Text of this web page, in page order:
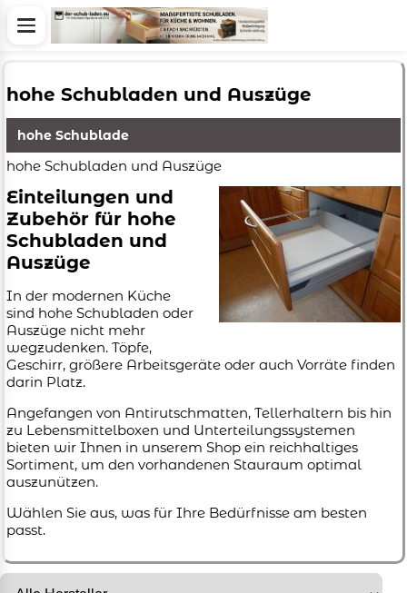
hohe Schubladen und Auszüge
hohe Schublade
hohe Schubladen und Auszüge
Einteilungen und
Zubehör für hohe
Schubladen und
Auszüge
In der modernen Küche
sind hohe Schubladen oder
Auszüge nicht mehr
wegzudenken. Töpfe,
Geschirr, größere Arbeitsgeräte oder auch Vorräte finden
darin Platz.
Angefangen von Antirutschmatten, Tellerhaltern bis hin
zu Lebensmittelboxen und Unterteilungssystemen
bieten wir Ihnen in unserem Shop ein reichhaltiges
Sortiment, um den vorhandenen Stauraum optimal
auszunützen.
Wählen Sie aus, was für Ihre Bedürfnisse am besten
passt.